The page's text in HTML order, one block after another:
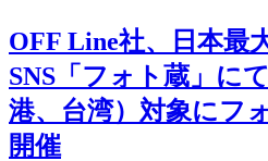
OFF Line社、日本最
SNS「フォト蔵」に
港、台湾）対象にフ
開催